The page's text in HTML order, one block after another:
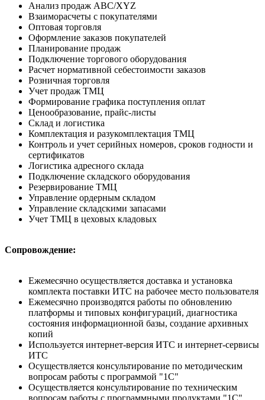
Анализ продаж ABC/XYZ
Взаиморасчеты с покупателями
Оптовая торговля
Оформление заказов покупателей
Планирование продаж
Подключение торгового оборудования
Расчет нормативной себестоимости заказов
Розничная торговля
Учет продаж ТМЦ
Формирование графика поступления оплат
Ценообразование, прайс-листы
Склад и логистика
Комплектация и разукомплектация ТМЦ
Контроль и учет серийных номеров, сроков годности и
сертификатов
Логистика адресного склада
Подключение складского оборудования
Резервирование ТМЦ
Управление ордерным складом
Управление складскими запасами
Учет ТМЦ в цеховых кладовых
Сопровождение:
Ежемесячно осуществляется доставка и установка
комплекта поставки ИТС на рабочее место пользователя
Ежемесячно производятся работы по обновлению
платформы и типовых конфигураций, диагностика
состояния информационной базы, создание архивных
копий
Используется интернет-версия ИТС и интернет-сервисы
ИТС
Осуществляется консультирование по методическим
вопросам работы с программой "1С"
Осуществляется консультирование по техническим
вопросам работы с программными продуктами "1С"